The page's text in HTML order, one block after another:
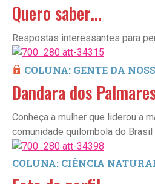
Quero saber…
Respostas interessantes para
COLUNA: GENTE DA
Dandara dos
Conheça a mulher que liderou a
comunidade quilombola do Brasil
COLUNA: CIÊNCIA